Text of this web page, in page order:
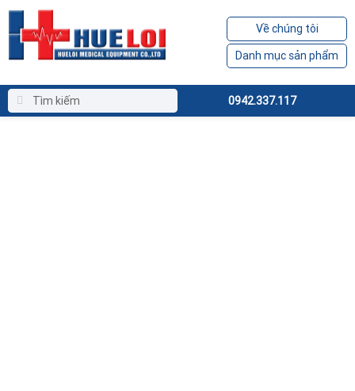
Về chúng tôi
Danh mục sản phẩm
0942.337.117